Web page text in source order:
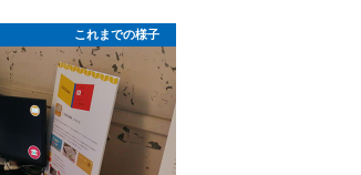
これまでの様子